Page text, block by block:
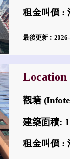
租金叫價 :
最後更新
Location
觀塘
建築面積:
租金叫價 :